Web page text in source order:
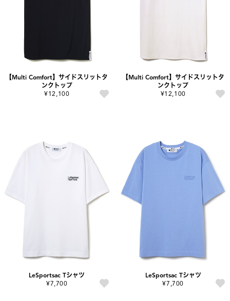
【Multi Comfort】サイドスリットタ
ンクトップ
¥12,100
【Multi Comfort】サイドスリットタ
ンクトップ
¥12,100
LeSportsac Tシャツ
¥7,700
LeSportsac Tシャツ
¥7,700